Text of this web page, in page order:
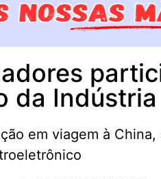
da Indústria
em viagem à China,